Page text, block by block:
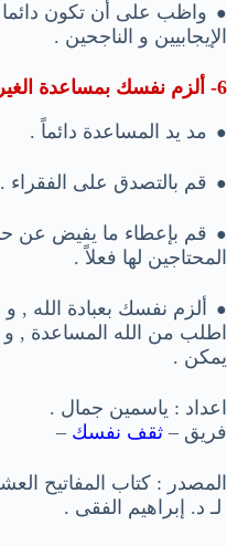
● واظب على أن تكون
الإيجابيين و الناجحين .
6- ألزم نفسك بمساعدة الغير :
● مد يد المساعدة دائماً .
● قم بالتصدق على الفقراء .
● قم بإعطاء ما يفيض عن
المحتاجين لها فعلاً .
●
ألزم نفسك بعبادة الله ,
اطلب من الله المساعدة ,
يمكن .
اعداد : ياسمين جمال .
فريق – ثقف نفسك –
المصدر : كتاب المفاتيح
لـ د. إبراهيم الفقى .